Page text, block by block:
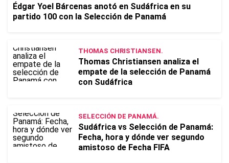
Édgar Yoel Bárcenas anotó en Sudáfrica en su
partido 100 con la Selección de Panamá
THOMAS CHRISTIANSEN.
Thomas Christiansen analiza el
empate de la selección de Panamá
con Sudáfrica
SELECCIÓN DE PANAMÁ.
Sudáfrica vs Selección de Panamá:
Fecha, hora y dónde ver segundo
amistoso de Fecha FIFA